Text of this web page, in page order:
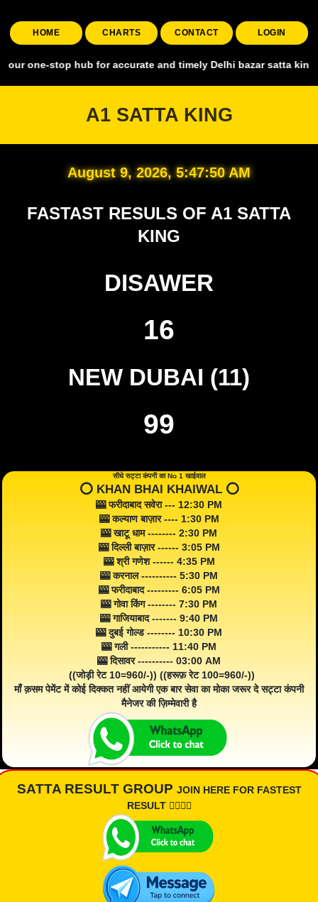
HOME CHARTS CONTACT LOGIN
hub for accurate and timely Delhi bazar satta king,
A1 SATTA KING
August 9, 2026, 5:47:51 AM
FASTAST RESULS OF A1 SATTA
KING
DISAWER
16
NEW DUBAI (11)
99
सीधे सट्टा कंपनी का No 1 खाईवाल
⭕️ KHAN BHAI KHAIWAL ⭕️
🎰 फरीदाबाद सवेरा --- 12:30 PM
🎰 कल्याण बाज़ार ---- 1:30 PM
🎰 खाटू धाम -------- 2:30 PM
🎰 दिल्ली बाज़ार ------ 3:05 PM
🎰 श्री गणेश ------ 4:35 PM
🎰 करनाल ---------- 5:30 PM
🎰 फरीदाबाद --------- 6:05 PM
🎰 गोवा किंग -------- 7:30 PM
🎰 गाजियाबाद ------- 9:40 PM
🎰 दुबई गोल्ड -------- 10:30 PM
🎰 गली ----------- 11:40 PM
🎰 दिसावर ---------- 03:00 AM
((जोड़ी रेट 10=960/-)) ((हरूफ़ रेट 100=960/-))
माँ क़सम पेमेंट में कोई दिक्कत नहीं आयेगी एक बार सेवा का मोका जरूर दे सट्टा कंपनी
मैनेजर की ज़िम्मेवारी है
SATTA RESULT GROUP JOIN HERE FOR FASTEST
RESULT 👇🏾👇🏾